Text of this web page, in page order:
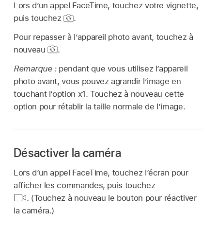
Lors d’un appel FaceTime, touchez votre vignette,
puis touchez
.
Pour repasser à l’appareil photo avant, touchez à
nouveau
.
Remarque : pendant que vous utilisez l’appareil
photo avant, vous pouvez agrandir l’image en
touchant l’option x1. Touchez à nouveau cette
option pour rétablir la taille normale de l’image.
Désactiver la caméra
Lors d’un appel FaceTime, touchez l’écran pour
afficher les commandes, puis touchez
. (Touchez à nouveau le bouton pour réactiver
la caméra.)